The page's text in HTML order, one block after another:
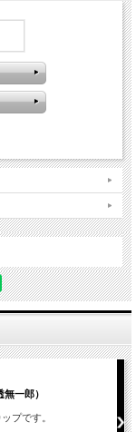
じめご了承ください。
ｉｏｒｉ ハンドクリー
50g 個装箱：
一郎）
プです。